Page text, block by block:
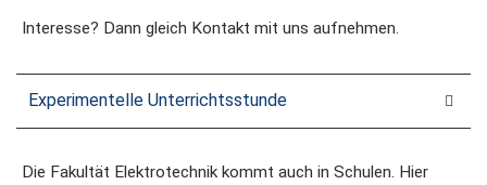
Interesse? Dann gleich Kontakt mit uns aufnehmen.
Experimentelle Unterrichtsstunde
Die Fakultät Elektrotechnik kommt auch in Schulen. Hier